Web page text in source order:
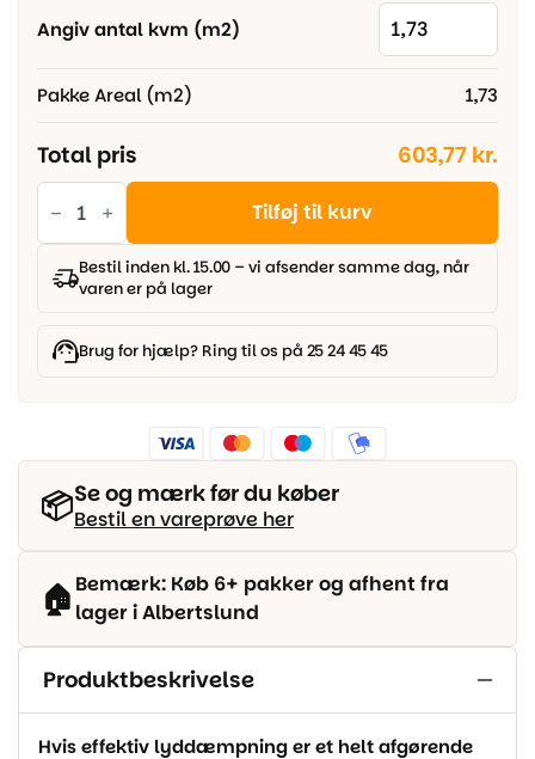
Angiv antal kvm (m2)
Pakke Areal (m2) 1,73
Total pris 603,77 kr.
Ege
Planum
Silence
Classic
Tilføj til kurv
Bestil inden kl. 15.00 – vi afsender samme dag, når
varen er på lager
Brug for hjælp? Ring til os på 25 24 45 45
📦Se og mærk før du køber
Bestil en vareprøve her
🏠 Bemærk: Køb 6+ pakker og afhent fra
lager i Albertslund
Produktbeskrivelse
Hvis effektiv lyddæmpning er et helt afgørende